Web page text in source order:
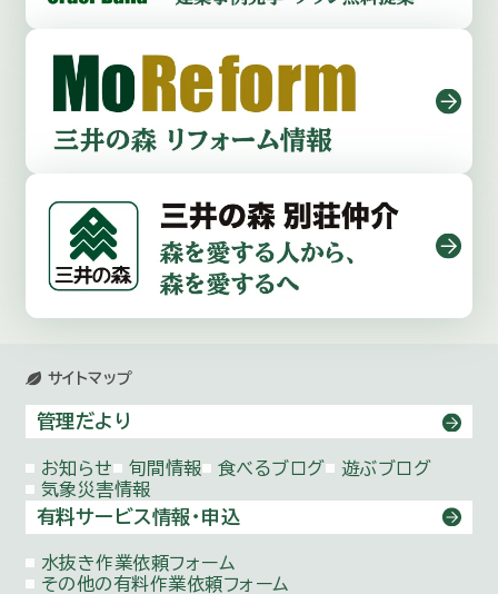
サイトマップ
管理だより
お知らせ 旬間情報 食べるブログ
遊ぶブログ
気象災害情報
有料サービス情報・申込
水抜き作業依頼フォーム
その他の有料作業依頼フォーム